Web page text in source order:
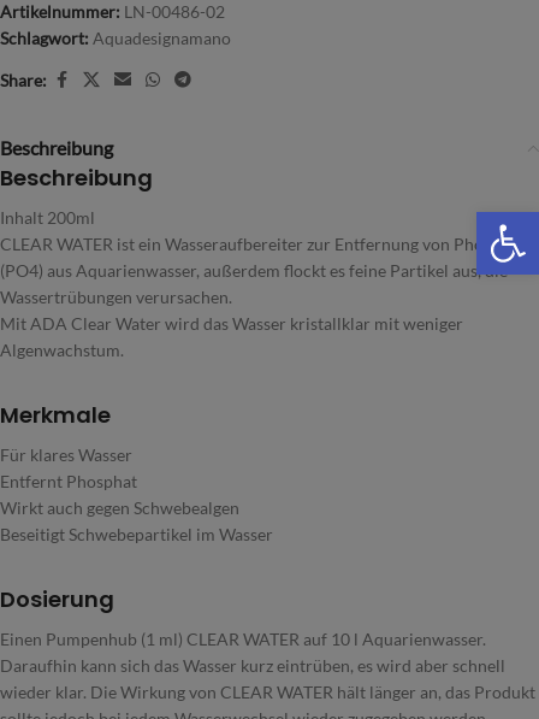
Artikelnummer: LN-00486-02
Schlagwort: Aquadesignamano
Share:
Beschreibung
Beschreibung
Inhalt 200ml
CLEAR WATER ist ein Wasseraufbereiter zur Entfernung von Phosphat
(PO4) aus Aquarienwasser, außerdem flockt es feine Partikel aus, die
Wassertrübungen verursachen.
Mit ADA Clear Water wird das Wasser kristallklar mit weniger
Algenwachstum.
Merkmale
Für klares Wasser
Entfernt Phosphat
Wirkt auch gegen Schwebealgen
Beseitigt Schwebepartikel im Wasser
Dosierung
Einen Pumpenhub (1 ml) CLEAR WATER auf 10 l Aquarienwasser.
Daraufhin kann sich das Wasser kurz eintrüben, es wird aber schnell
wieder klar. Die Wirkung von CLEAR WATER hält länger an, das Produkt